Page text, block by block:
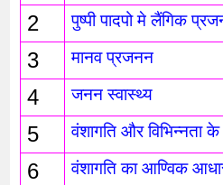
2 पुष्पी पादपो मे लैंगिक
3 मानव प्रजनन
4 जनन स्वास्थ्य
5 वंशागति और विभिन्नता के
6 वंशागति का आण्विक